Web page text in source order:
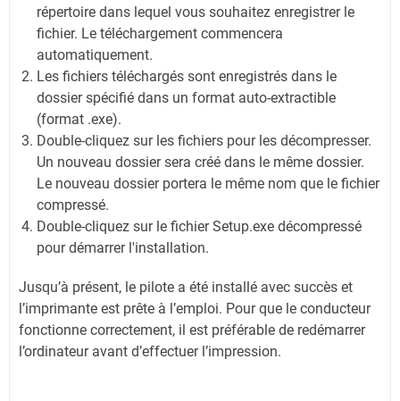
répertoire dans lequel vous souhaitez enregistrer le
fichier. Le téléchargement commencera
automatiquement.
Les fichiers téléchargés sont enregistrés dans le
dossier spécifié dans un format auto-extractible
(format .exe).
Double-cliquez sur les fichiers pour les décompresser.
Un nouveau dossier sera créé dans le même dossier.
Le nouveau dossier portera le même nom que le fichier
compressé.
Double-cliquez sur le fichier Setup.exe décompressé
pour démarrer l'installation.
Jusqu’à présent, le pilote a été installé avec succès et
l’imprimante est prête à l’emploi. Pour que le conducteur
fonctionne correctement, il est préférable de redémarrer
l’ordinateur avant d’effectuer l’impression.